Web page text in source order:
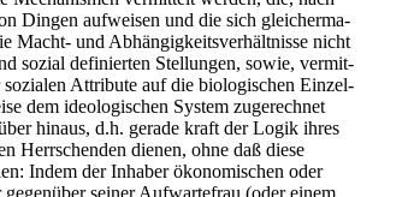
Din­gen auf­wei­sen und die sich glei­cher­ma­
Macht- und Abhän­gig­keits­ver­hält­nis­se nicht
sozi­al defi­nier­ten Stel­lun­gen, sowie, ver­mit­
sozia­len Attri­bu­te auf die bio­lo­gi­schen Ein­zel­
dem ideo­lo­gi­schen Sys­tem zuge­rech­net
hin­aus, d.h. gera­de kraft der Logik ihres
Herr­schen­den die­nen, ohne daß die­se
Indem der Inha­ber öko­no­mi­schen oder
sei­ner Auf­war­te­frau (oder einem